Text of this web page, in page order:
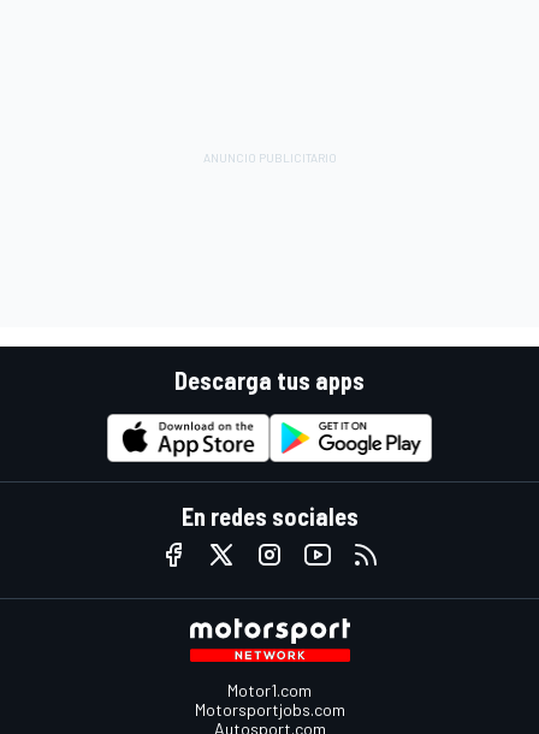
Descarga tus apps
En redes sociales
Motor1.com
Motorsportjobs.com
Autosport.com